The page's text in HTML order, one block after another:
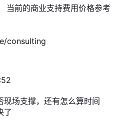
当前的商业支持费用价格参考
consulting
现场支撑，还有怎么算时间
了